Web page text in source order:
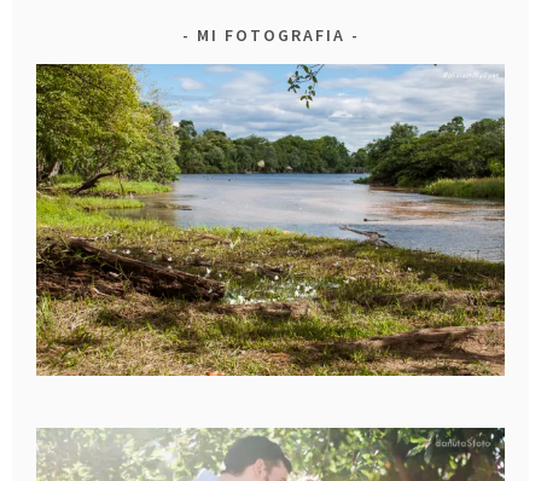
MI FOTOGRAFIA